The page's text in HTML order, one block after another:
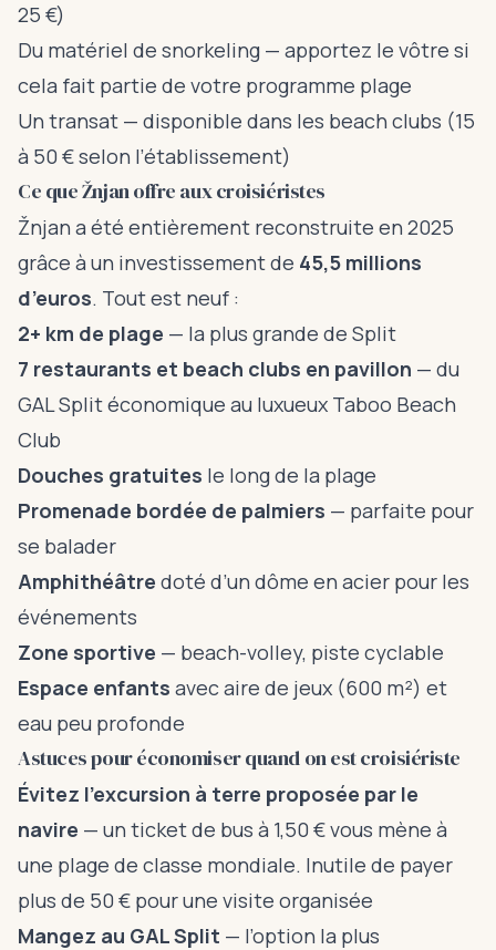
25 €)
Du matériel de snorkeling — apportez le vôtre si
cela fait partie de votre programme plage
Un transat — disponible dans les beach clubs (15
à 50 € selon l’établissement)
Ce que Žnjan offre aux croisiéristes
Žnjan a été entièrement reconstruite en 2025
grâce à un investissement de 45,5 millions
d’euros. Tout est neuf :
2+ km de plage — la plus grande de Split
7 restaurants et beach clubs en pavillon — du
GAL Split économique au luxueux Taboo Beach
Club
Douches gratuites le long de la plage
Promenade bordée de palmiers — parfaite pour
se balader
Amphithéâtre doté d’un dôme en acier pour les
événements
Zone sportive — beach-volley, piste cyclable
Espace enfants avec aire de jeux (600 m²) et
eau peu profonde
Astuces pour économiser quand on est croisiériste
Évitez l’excursion à terre proposée par le
navire — un ticket de bus à 1,50 € vous mène à
une plage de classe mondiale. Inutile de payer
plus de 50 € pour une visite organisée
Mangez au GAL Split — l’option la plus